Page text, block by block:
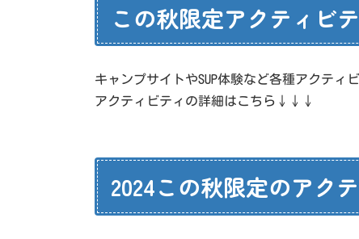
この秋限定アクティビ
キャンプサイトやSUP体験など各種アクテ
アクティビティの詳細はこちら↓↓↓
2024この秋限定のアク